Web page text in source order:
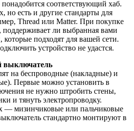
соответствующий хаб.
но есть и другие стандарты для
Thread или Matter. При покупке
поддерживает ли выбранная вами
которые подходят для вашей сети.
устройство не удастся.
выключатель
на беспроводные (накладные) и
Первые можно установить в
не нужно штробить стены,
и тянуть электропроводку.
— мизинчиковые или пальчиковые
стандартно монтируют в